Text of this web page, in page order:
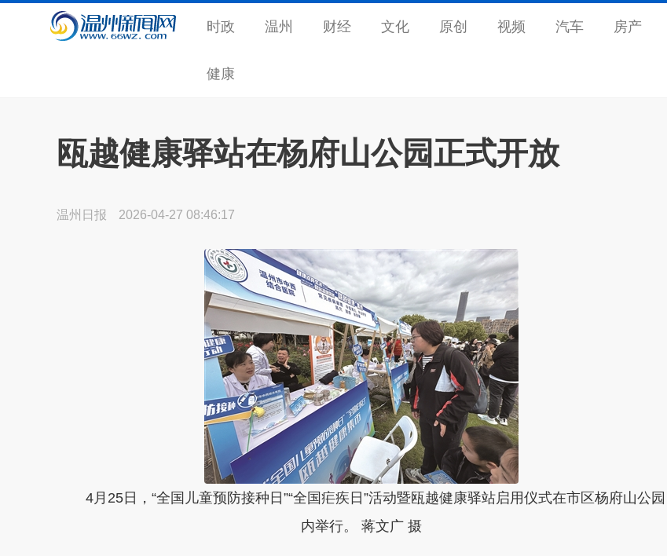
时政 温州 财经 文化 原创 视频 汽车 房产
健康
瓯越健康驿站在杨府山公园正式开放
温州日报 2026-04-27 08:46:17
4月25日，“全国儿童预防接种日”“全国疟疾日”活动暨瓯越健康驿站启用仪式在市区杨府山公园
内举行。 蒋文广 摄